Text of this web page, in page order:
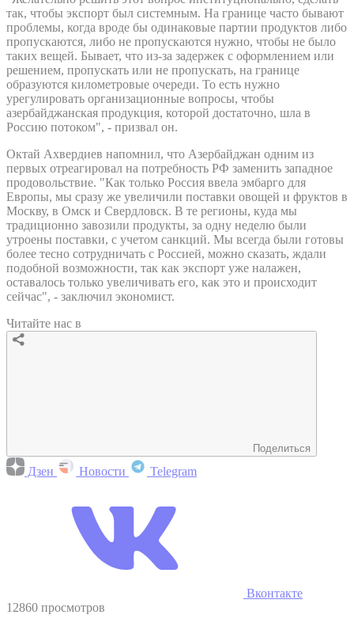
так, чтобы экспорт был системным. На границе часто бывают
проблемы, когда вроде бы одинаковые партии продуктов либо
пропускаются, либо не пропускаются нужно, чтобы не было
таких вещей. Бывает, что из-за задержек с оформлением или
решением, пропускать или не пропускать, на границе
образуются километровые очереди. То есть нужно
урегулировать организационные вопросы, чтобы
азербайджанская продукция, которой достаточно, шла в
Россию потоком", - призвал он.
Октай Ахвердиев напомнил, что Азербайджан одним из
первых отреагировал на потребность РФ заменить западное
продовольствие. "Как только Россия ввела эмбарго для
Европы, мы сразу же увеличили поставки овощей и фруктов в
Москву, в Омск и Свердловск. В те регионы, куда мы
традиционно завозили продукты, за одну неделю были
утроены поставки, с учетом санкций. Мы всегда были готовы
более тесно сотрудничать с Россией, можно сказать, ждали
подобной возможности, так как экспорт уже налажен,
оставалось только увеличивать его, как это и происходит
сейчас", - заключил экономист.
Читайте нас в
Поделиться
Дзен Новости Telegram
Вконтакте
12860 просмотров